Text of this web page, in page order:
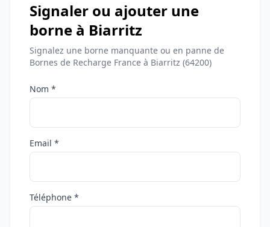
Signaler ou ajouter une
borne à Biarritz
Signalez une borne manquante ou en panne de
Bornes de Recharge France à Biarritz (64200)
Nom *
Email *
Téléphone *